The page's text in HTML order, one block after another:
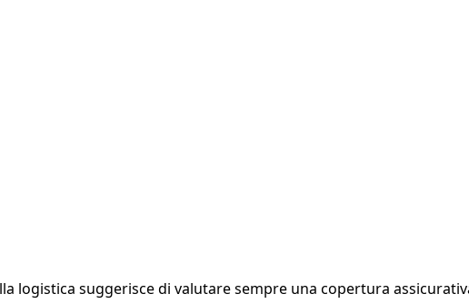
logistica suggerisce di valutare sempre una copertura